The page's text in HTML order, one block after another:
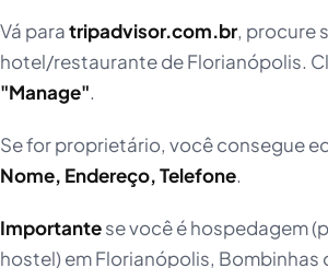
Vá paratripadvisor.com.br, procure
hotel/restaurante de Florianópolis.
"Manage".
Se for proprietário, você consegue
Nome, Endereço, Telefone.
Importantese você é hospedagem
hostel) em Florianópolis, Bombinhas